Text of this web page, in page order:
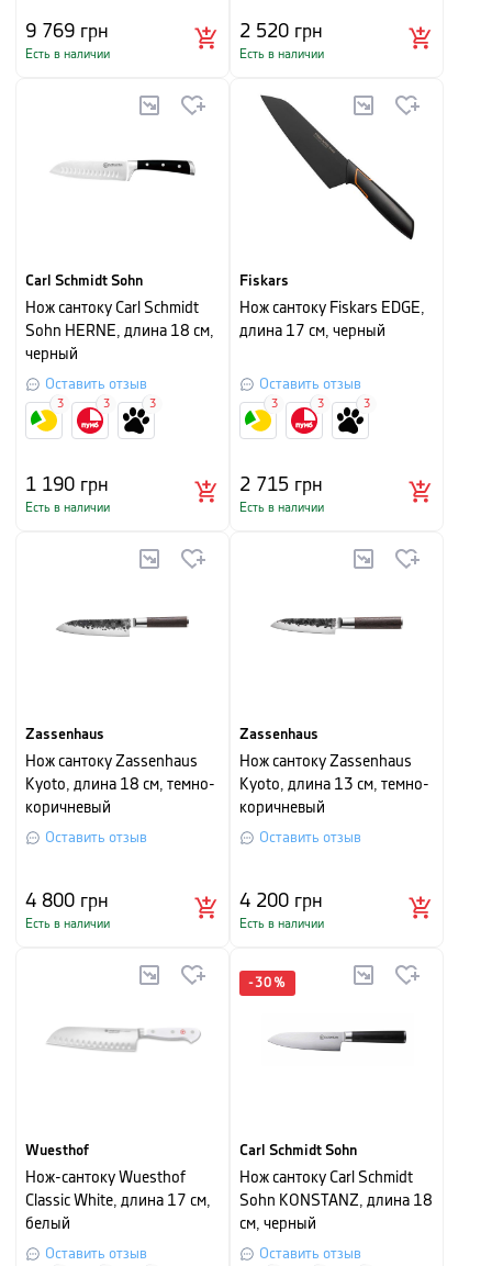
9 769 грн
Есть в наличии
2 520 грн
Есть в наличии
Carl Schmidt Sohn
Нож сантоку Carl Schmidt
Sohn HERNE, длина 18 см,
черный
Оставить отзыв
1 190 грн
Есть в наличии
3 3 3
Fiskars
Нож сантоку Fiskars EDGE,
длина 17 см, черный
Оставить отзыв
2 715 грн
Есть в наличии
3 3 3
Zassenhaus
Нож сантоку Zassenhaus
Kyoto, длина 18 см, темно-
коричневый
Оставить отзыв
4 800 грн
Есть в наличии
Zassenhaus
Нож сантоку Zassenhaus
Kyoto, длина 13 см, темно-
коричневый
Оставить отзыв
4 200 грн
Есть в наличии
Wuesthof
Нож-сантоку Wuesthof
Classic White, длина 17 см,
белый
Оставить отзыв
-30 %
Carl Schmidt Sohn
Нож сантоку Carl Schmidt
Sohn KONSTANZ, длина 18
см, черный
Оставить отзыв